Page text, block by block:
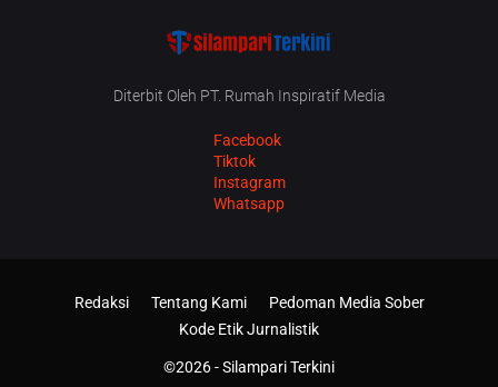
Diterbit Oleh PT. Rumah Inspiratif Media
Facebook
Tiktok
Instagram
Whatsapp
©2026 -Silampari Terkini
Redaksi Tentang Kami
Pedoman Media Sober
Kode Etik Jurnalistik